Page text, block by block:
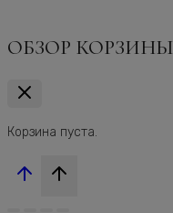
ОБЗОР КОРЗИНЫ
Корзина пуста.